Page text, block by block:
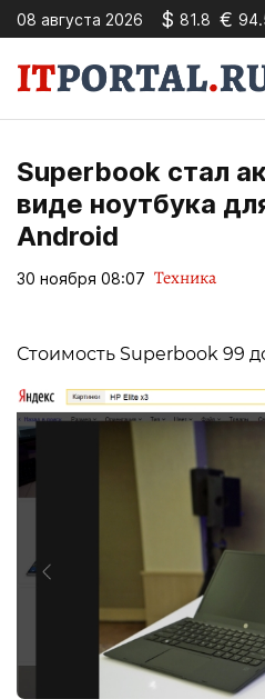
08 августа 2026 $ 81.8 €
Superbook стал
виде ноутбука
Android
30 ноября 08:07 Техника
Стоимость Superbook 99